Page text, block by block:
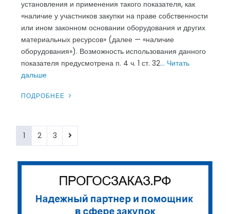
установления и применения такого показателя, как
«наличие у участников закупки на праве собственности
или ином законном основании оборудования и других
материальных ресурсов» (далее — «наличие
оборудования»). Возможность использования данного
показателя предусмотрена п. 4 ч. 1 ст. 32… Читать
дальше
ПОДРОБНЕЕ
Пагинация
1 2 3